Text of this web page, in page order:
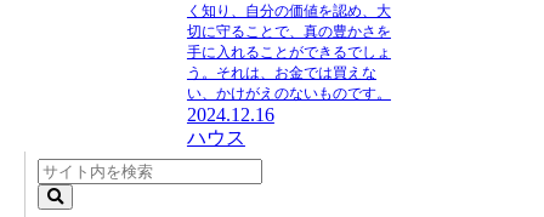
く知り、自分の価値を認め、大
切に守ることで、真の豊かさを
手に入れることができるでしょ
う。それは、お金では買えな
い、かけがえのないものです。
2024.12.16
ハウス